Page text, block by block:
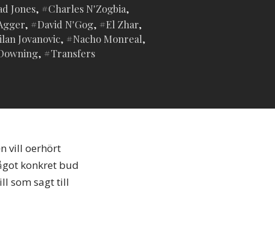
Jones, Charles N'Zogbia,
, David N'Gog, El Zhar,
Jovanovic, Nacho Monreal,
, Transfers
vill oerhört
konkret bud
som sagt till